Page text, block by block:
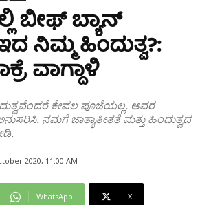
ಬೀಫ್ ಬ್ಯಾನ್
ನಿಮ್ಮ ಹಿಂದುತ್ವ?:
ವಾಗ್ದಾಳಿ
ಕೇವಲ ಪೂಜೆಯಲ್ಲ. ಅವರ
ನಮಗೆ ಜಾತ್ಯಾತೀತತೆ ಮತ್ತು ಹಿಂದುತ್ವದ
2020, 11:00 AM
WhatsApp X